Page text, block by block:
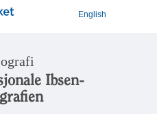
English
Ibsen-